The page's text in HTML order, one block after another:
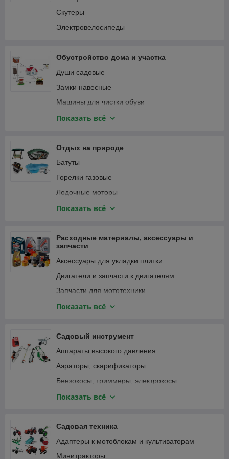
Пылесосы автомобильные
Специализированный автоинструмент
Соединители садовые
Тапенеры (степлеры) для подвязки растений
Шланги садовые
Веревка, канаты
Скутеры
Электровелосипеды
Обустройство дома и участка
Души садовые
Замки навесные
Машины для чистки обуви
Мебель и интерьер
Сантехника
Сейфы
Умывальники для дачи
Показать всё
Отдых на природе
Батуты
Горелки газовые
Лодочные моторы
Лодки надувные ПВХ
Фонари и светильники
Показать всё
Расходные материалы, аксессуары и
запчасти
Аксессуары для укладки плитки
Двигатели и запчасти к двигателям
Запчасти для мототехники
Зарядные устройства, аккумуляторы
Крепежные изделия
Лампочки и светильники
Ленты
Масла и смазки
Принадлежности для садового инструмента
Принадлежности для строительного
инструмента
Принадлежности для строительной техники и
оборудования
Показать всё
Садовый инструмент
Аппараты высокого давления
Аэраторы, скарификаторы
Бензокосы, триммеры, электрокосы
Бензопилы, цепные электропилы
Газонокосилки
Дровоколы
Зернодробилки, измельчители кормов
Показать всё
Садовая техника
Адаптеры к мотоблокам и культиваторам
Минитракторы